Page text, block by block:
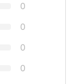
0
0
0
0